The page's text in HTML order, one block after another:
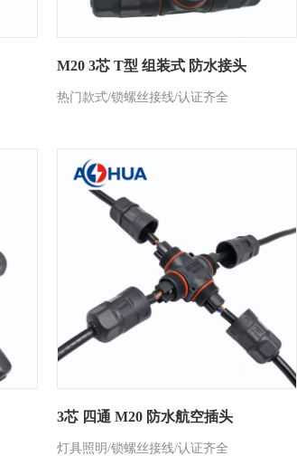
M20 3芯 T型 组装式 防水接头
热门款式/锁螺丝接线/认证齐全
3芯 四通 M20 防水航空插头
灯具照明/锁螺丝接线/认证齐全